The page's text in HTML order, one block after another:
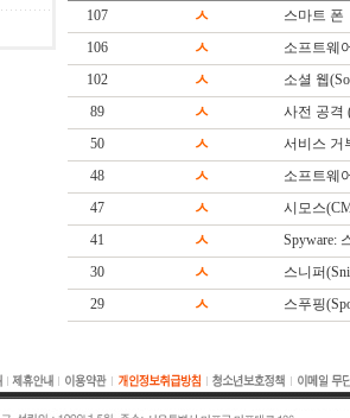
107
ㅅ
스마트 폰
106
ㅅ
소프트웨
102
ㅅ
소셜 웹
89
ㅅ
사전 공격
50
ㅅ
서비스 거
48
ㅅ
소프트웨
47
ㅅ
시모스
41
ㅅ
Spyware:
30
ㅅ
스니퍼
29
ㅅ 스푸핑